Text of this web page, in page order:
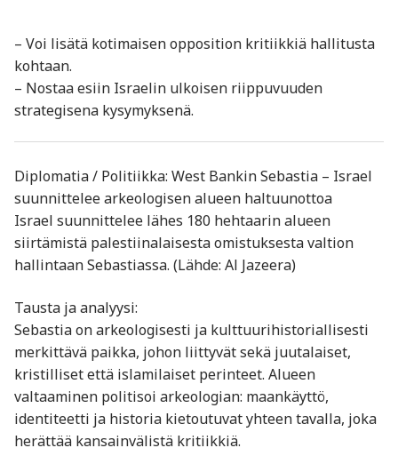
– Voi lisätä kotimaisen opposition kritiikkiä hallitusta
kohtaan.
– Nostaa esiin Israelin ulkoisen riippuvuuden
strategisena kysymyksenä.
Diplomatia / Politiikka: West Bankin Sebastia – Israel
suunnittelee arkeologisen alueen haltuunottoa
Israel suunnittelee lähes 180 hehtaarin alueen
siirtämistä palestiinalaisesta omistuksesta valtion
hallintaan Sebastiassa. (Lähde: Al Jazeera)
Tausta ja analyysi:
Sebastia on arkeologisesti ja kulttuurihistoriallisesti
merkittävä paikka, johon liittyvät sekä juutalaiset,
kristilliset että islamilaiset perinteet. Alueen
valtaaminen politisoi arkeologian: maankäyttö,
identiteetti ja historia kietoutuvat yhteen tavalla, joka
herättää kansainvälistä kritiikkiä.